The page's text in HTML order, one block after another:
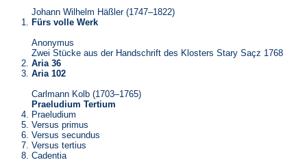
Johann Wilhelm Häßler (1747–1822)
Fürs volle Werk
Anonymus
Zwei Stücke aus der Handschrift des Klosters Stary Saçz 1768
Aria 36
Aria 102
Carlmann Kolb (1703–1765)
Praeludium Tertium
Praeludium
Versus primus
Versus secundus
Versus tertius
Cadentia